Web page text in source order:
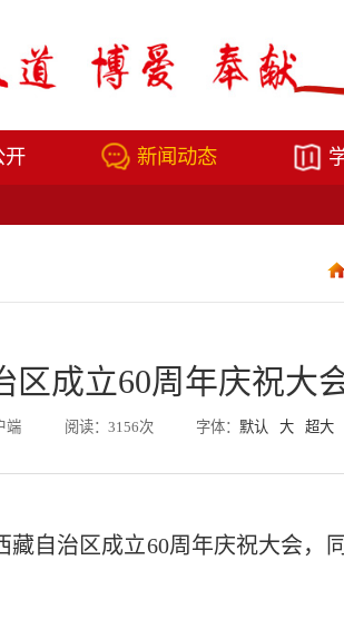
开 新闻动态
区成立60周年庆祝大
端 阅读：3156次 字体：默认 大 超大
自治区成立60周年庆祝大会，